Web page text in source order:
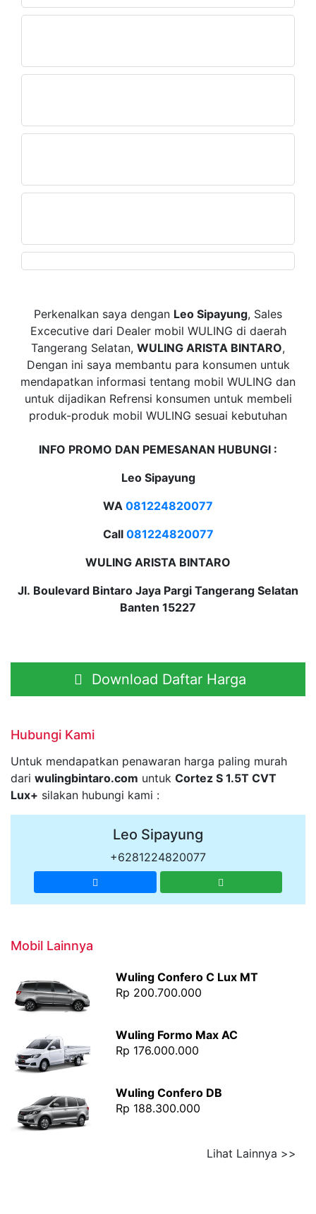
Perkenalkan saya dengan Leo Sipayung, Sales
Excecutivedari Dealer mobil WULING di daerah
Tangerang Selatan, WULING ARISTA BINTARO,
Dengan ini saya membantu para konsumen untuk
mendapatkan informasi tentang mobil WULING dan
untuk dijadikan Refrensi konsumen untuk membeli
produk-produk mobil WULING sesuai kebutuhan
INFO PROMO DAN PEMESANAN HUBUNGI :
Leo Sipayung
WA 081224820077
Call 081224820077
WULING ARISTA BINTARO
Jl. Boulevard Bintaro Jaya Pargi Tangerang Selatan
Banten 15227
Download Daftar Harga
Hubungi Kami
Untuk mendapatkan penawaran harga paling murah
dari wulingbintaro.com untuk Cortez S 1.5T CVT
Lux+ silakan hubungi kami :
Leo Sipayung
+6281224820077
Mobil Lainnya
Wuling Confero C Lux MT
Rp 200.700.000
Wuling Formo Max AC
Rp 176.000.000
Wuling Confero DB
Rp 188.300.000
Lihat Lainnya >>